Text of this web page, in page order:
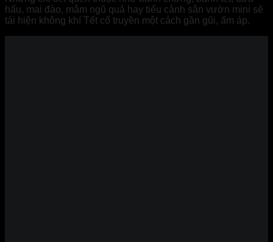
hấu, mai đào, mâm ngũ quả hay tiểu cảnh sân vườn mini sẽ
tái hiện không khí Tết cổ truyền một cách gần gũi, ấm áp.